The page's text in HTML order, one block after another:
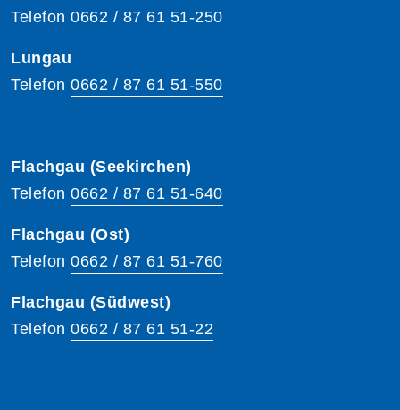
Telefon 0662 / 87 61 51-250
Lungau
Telefon 0662 / 87 61 51-550
Flachgau (Seekirchen)
Telefon 0662 / 87 61 51-640
Flachgau (Ost)
Telefon 0662 / 87 61 51-760
Flachgau (Südwest)
Telefon 0662 / 87 61 51-22